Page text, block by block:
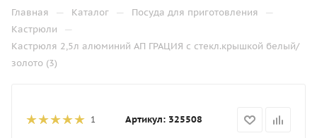
Главная — Каталог — Посуда для приготовления —
Кастрюли —
Кастрюля 2,5л алюминий АП ГРАЦИЯ с стекл.крышкой белый/
золото (3)
1 Артикул: 325508